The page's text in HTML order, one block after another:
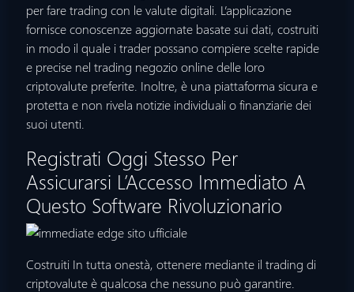
per fare trading con le valute digitali. L’applicazione
fornisce conoscenze aggiornate basate sui dati, costruiti
in modo il quale i trader possano compiere scelte rapide
e precise nel trading negozio online delle loro
criptovalute preferite. Inoltre, è una piattaforma sicura e
protetta e non rivela notizie individuali o finanziarie dei
suoi utenti.
Registrati Oggi Stesso Per
Assicurarsi L’Accesso Immediato A
Questo Software Rivoluzionario
Costruiti In tutta onestà, ottenere mediante il trading di
criptovalute è qualcosa che nessuno può garantire.